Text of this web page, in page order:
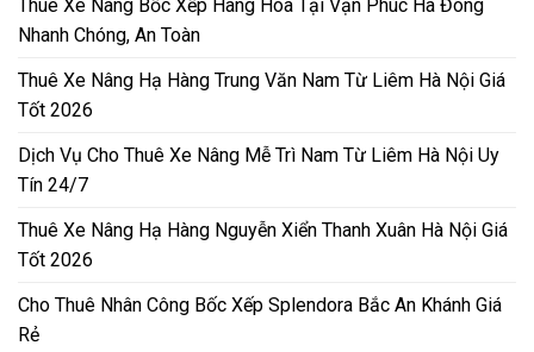
Thuê Xe Nâng Bốc Xếp Hàng Hóa Tại Vạn Phúc Hà Đông
Nhanh Chóng, An Toàn
Thuê Xe Nâng Hạ Hàng Trung Văn Nam Từ Liêm Hà Nội Giá
Tốt 2026
Dịch Vụ Cho Thuê Xe Nâng Mễ Trì Nam Từ Liêm Hà Nội Uy
Tín 24/7
Thuê Xe Nâng Hạ Hàng Nguyễn Xiển Thanh Xuân Hà Nội Giá
Tốt 2026
Cho Thuê Nhân Công Bốc Xếp Splendora Bắc An Khánh Giá
Rẻ